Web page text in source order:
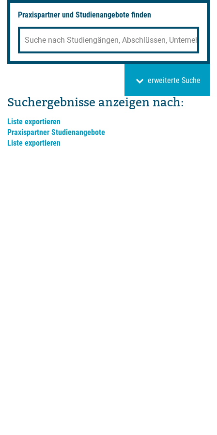
Praxispartner und Studienangebote finden
erweiterte Suche
Suchergebnisse anzeigen nach:
Liste exportieren
Praxispartner Studienangebote
Liste exportieren